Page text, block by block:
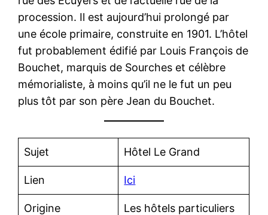
procession. Il est aujourd’hui prolongé par
une école primaire, construite en 1901. L’hôtel
fut probablement édifié par Louis François de
Bouchet, marquis de Sourches et célèbre
mémorialiste, à moins qu’il ne le fut un peu
plus tôt par son père Jean du Bouchet.
Sujet Hôtel Le Grand
Lien Ici
Origine Les hôtels particuliers